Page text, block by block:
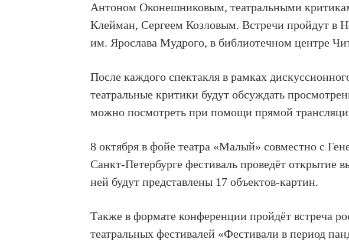
Антоном Оконешниковым, театральными
Клейман, Сергеем Козловым. Встречи пройдут в
им. Ярослава Мудрого, в библиотечном центре
После каждого спектакля в рамках
театральные критики будут обсуждать
можно посмотреть при помощи прямой
8 октября в фойе театра «Малый» совместно с
Санкт-Петербурге фестиваль проведёт открытие
ней будут представлены 17 объектов-картин.
Также в формате конференции пройдёт встреча
театральных фестивалей «Фестивали в период